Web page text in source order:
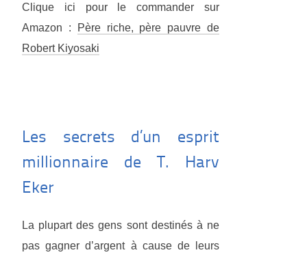
Clique ici pour le commander sur
Amazon :
Père riche, père pauvre de
Robert Kiyosaki
Les secrets d’un esprit
millionnaire de T. Harv
Eker
La plupart des gens sont destinés à ne
pas gagner d’argent à cause de leurs